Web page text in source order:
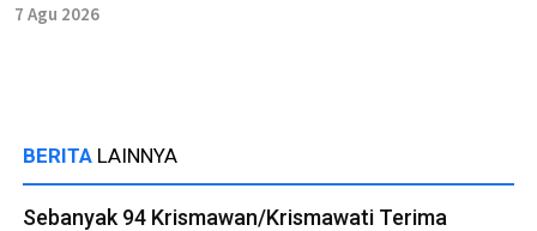
7 Agu 2026
BERITA LAINNYA
Sebanyak 94 Krismawan/Krismawati Terima